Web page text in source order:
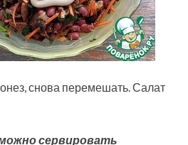
снова перемешать. Салат
сервировать